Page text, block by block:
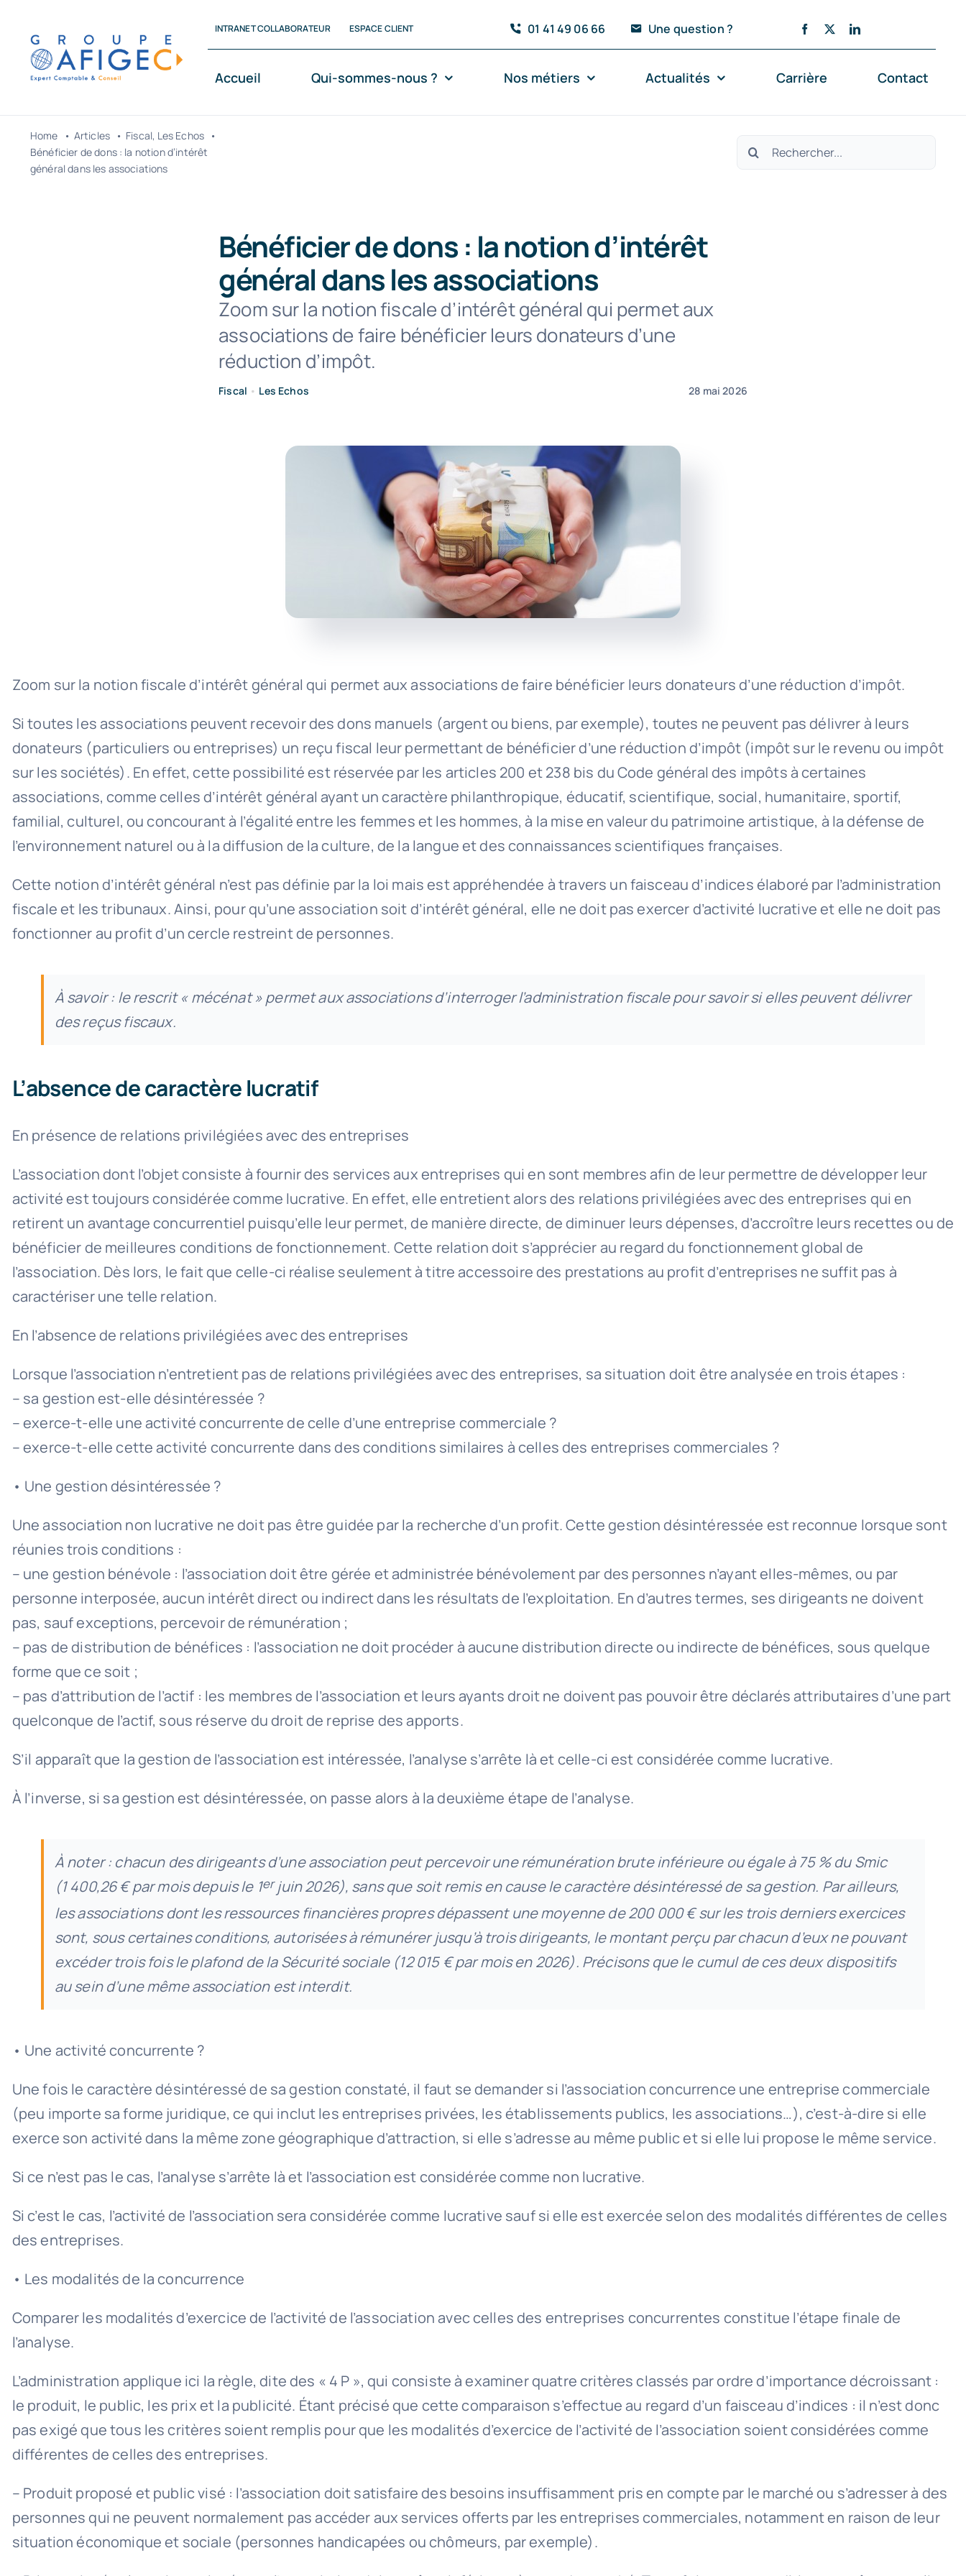
contenu
INTRANET COLLABORATEUR ESPACE CLIENT 01 41 49 06 66 Une question ?
Accueil Qui-sommes-nous ? Nos métiers Actualités Carrière Contact
Home Articles Fiscal Les Echos
Bénéficier de dons : la notion d’intérêt
général dans les associations
Rechercher:
Bénéficier de dons : la notion d’intérêt
général dans les associations
Zoom sur la notion fiscale d’intérêt général qui permet aux
associations de faire bénéficier leurs donateurs d’une
réduction d’impôt.
Fiscal • Les Echos 28 mai 2026
Zoom sur la notion fiscale d’intérêt général qui permet aux associations de faire bénéficier leurs donateurs d’une réduction d’impôt.
Si toutes les associations peuvent recevoir des dons manuels (argent ou biens, par exemple), toutes ne peuvent pas délivrer à leurs
donateurs (particuliers ou entreprises) un reçu fiscal leur permettant de bénéficier d’une réduction d’impôt (impôt sur le revenu ou impôt
sur les sociétés). En effet, cette possibilité est réservée par les articles 200 et 238 bis du Code général des impôts à certaines
associations, comme celles d’intérêt général ayant un caractère philanthropique, éducatif, scientifique, social, humanitaire, sportif,
familial, culturel, ou concourant à l’égalité entre les femmes et les hommes, à la mise en valeur du patrimoine artistique, à la défense de
l’environnement naturel ou à la diffusion de la culture, de la langue et des connaissances scientifiques françaises.
Cette notion d’intérêt général n’est pas définie par la loi mais est appréhendée à travers un faisceau d’indices élaboré par l’administration
fiscale et les tribunaux. Ainsi, pour qu’une association soit d’intérêt général, elle ne doit pas exercer d’activité lucrative et elle ne doit pas
fonctionner au profit d’un cercle restreint de personnes.
À savoir : le rescrit « mécénat » permet aux associations d’interroger l’administration fiscale pour savoir si elles peuvent délivrer
des reçus fiscaux.
L’absence de caractère lucratif
En présence de relations privilégiées avec des entreprises
L’association dont l’objet consiste à fournir des services aux entreprises qui en sont membres afin de leur permettre de développer leur
activité est toujours considérée comme lucrative. En effet, elle entretient alors des relations privilégiées avec des entreprises qui en
retirent un avantage concurrentiel puisqu’elle leur permet, de manière directe, de diminuer leurs dépenses, d’accroître leurs recettes ou de
bénéficier de meilleures conditions de fonctionnement. Cette relation doit s’apprécier au regard du fonctionnement global de
l’association. Dès lors, le fait que celle-ci réalise seulement à titre accessoire des prestations au profit d’entreprises ne suffit pas à
caractériser une telle relation.
En l’absence de relations privilégiées avec des entreprises
Lorsque l’association n’entretient pas de relations privilégiées avec des entreprises, sa situation doit être analysée en trois étapes :
– sa gestion est-elle désintéressée ?
– exerce-t-elle une activité concurrente de celle d’une entreprise commerciale ?
– exerce-t-elle cette activité concurrente dans des conditions similaires à celles des entreprises commerciales ?
• Une gestion désintéressée ?
Une association non lucrative ne doit pas être guidée par la recherche d’un profit. Cette gestion désintéressée est reconnue lorsque sont
réunies trois conditions :
– une gestion bénévole : l’association doit être gérée et administrée bénévolement par des personnes n’ayant elles-mêmes, ou par
personne interposée, aucun intérêt direct ou indirect dans les résultats de l’exploitation. En d’autres termes, ses dirigeants ne doivent
pas, sauf exceptions, percevoir de rémunération ;
– pas de distribution de bénéfices : l’association ne doit procéder à aucune distribution directe ou indirecte de bénéfices, sous quelque
forme que ce soit ;
– pas d’attribution de l’actif : les membres de l’association et leurs ayants droit ne doivent pas pouvoir être déclarés attributaires d’une part
quelconque de l’actif, sous réserve du droit de reprise des apports.
S’il apparaît que la gestion de l’association est intéressée, l’analyse s’arrête là et celle-ci est considérée comme lucrative.
À l’inverse, si sa gestion est désintéressée, on passe alors à la deuxième étape de l’analyse.
À noter : chacun des dirigeants d’une association peut percevoir une rémunération brute inférieure ou égale à 75 % du Smic
(1 400,26 € par mois depuis le 1erjuin 2026), sans que soit remis en cause le caractère désintéressé de sa gestion. Par ailleurs,
les associations dont les ressources financières propres dépassent une moyenne de 200 000 € sur les trois derniers exercices
sont, sous certaines conditions, autorisées à rémunérer jusqu’à trois dirigeants, le montant perçu par chacun d’eux ne pouvant
excéder trois fois le plafond de la Sécurité sociale (12 015 € par mois en 2026). Précisons que le cumul de ces deux dispositifs
au sein d’une même association est interdit.
• Une activité concurrente ?
Une fois le caractère désintéressé de sa gestion constaté, il faut se demander si l’association concurrence une entreprise commerciale
(peu importe sa forme juridique, ce qui inclut les entreprises privées, les établissements publics, les associations…), c’est-à-dire si elle
exerce son activité dans la même zone géographique d’attraction, si elle s’adresse au même public et si elle lui propose le même service.
Si ce n’est pas le cas, l’analyse s’arrête là et l’association est considérée comme non lucrative.
Si c’est le cas, l’activité de l’association sera considérée comme lucrative sauf si elle est exercée selon des modalités différentes de celles
des entreprises.
• Les modalités de la concurrence
Comparer les modalités d’exercice de l’activité de l’association avec celles des entreprises concurrentes constitue l’étape finale de
l’analyse.
L’administration applique ici la règle, dite des « 4 P », qui consiste à examiner quatre critères classés par ordre d’importance décroissant :
le produit, le public, les prix et la publicité. Étant précisé que cette comparaison s’effectue au regard d’un faisceau d’indices : il n’est donc
pas exigé que tous les critères soient remplis pour que les modalités d’exercice de l’activité de l’association soient considérées comme
différentes de celles des entreprises.
– Produit proposé et public visé : l’association doit satisfaire des besoins insuffisamment pris en compte par le marché ou s’adresser à des
personnes qui ne peuvent normalement pas accéder aux services offerts par les entreprises commerciales, notamment en raison de leur
situation économique et sociale (personnes handicapées ou chômeurs, par exemple).